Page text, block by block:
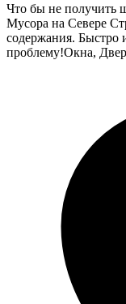
Что бы не получить
Мусора на Севере
содержания. Быстро
проблему!Окна,